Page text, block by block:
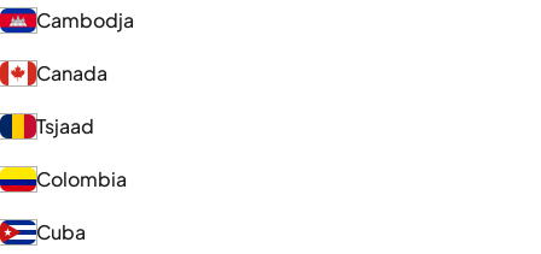
Cambodja
Canada
Tsjaad
Colombia
Cuba